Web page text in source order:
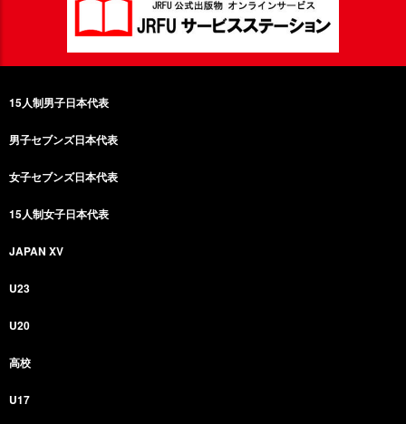
15人制男子日本代表
男子セブンズ日本代表
女子セブンズ日本代表
15人制女子日本代表
JAPAN XV
U23
U20
高校
U17